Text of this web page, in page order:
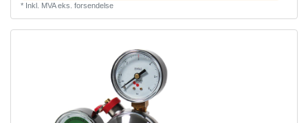
* Inkl. MVAeks. forsendelse